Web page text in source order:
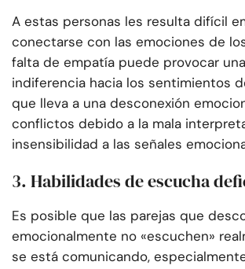
A estas personas les resulta difícil
conectarse con las emociones de
falta de empatía puede provocar
indiferencia hacia los sentimientos
que lleva a una desconexión
conflictos debido a la mala
insensibilidad a las señales
3. Habilidades de escucha
Es posible que las parejas que
emocionalmente no «escuchen»
se está comunicando,